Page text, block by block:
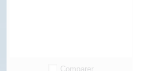
Comparer